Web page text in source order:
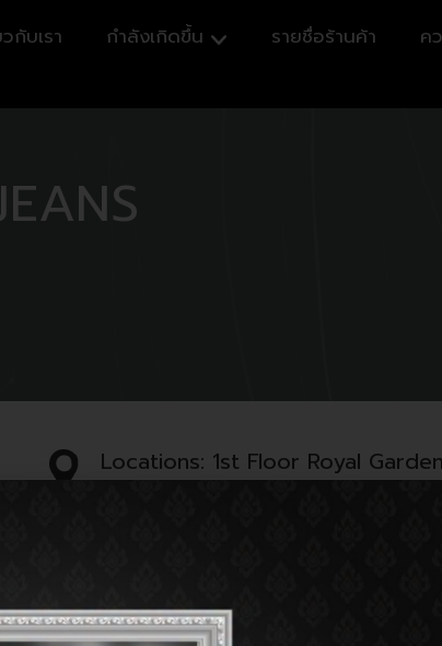
กับเรา กำลังเกิดขึ้น รายชื่อร้านค้า ค
Locations: 1st Floor Royal
Open : 11:00 am - 11:00 pm